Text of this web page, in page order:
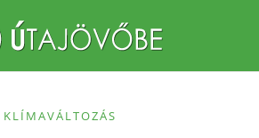
KLÍMAVÁLTOZÁS